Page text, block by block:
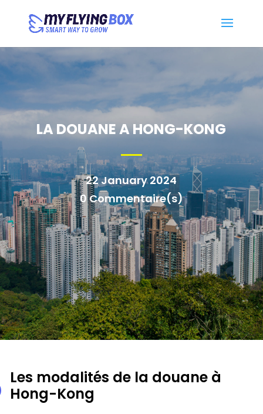
LA DOUANE A HONG-KONG
22 January 2024
0 Commentaire(s)
Les modalités de la douane à
Hong-Kong